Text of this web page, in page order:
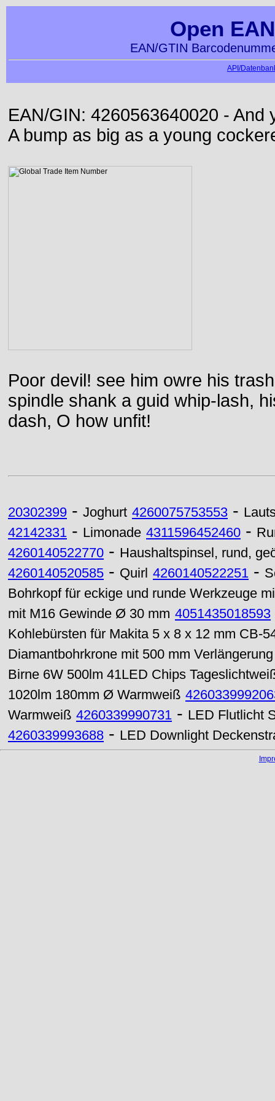
Open
EAN/GTIN
API/
EAN/GIN: 4260563640020 -
A bump as big as a young
Poor devil! see him owre his
spindle shank a guid whip-lash,
dash, O how unfit!
20302399 - Joghurt 4260075753553 -
42142331 - Limonade 4311596452460 -
4260140522770 - Haushaltspinsel, rund,
4260140520585 - Quirl 4260140522251 -
Bohrkopf für eckige und runde Werkzeuge
mit M16 Gewinde Ø 30 mm 4051435018593
Kohlebürsten für Makita 5 x 8 x 12 mm CB-
Diamantbohrkrone mit 500 mm
Birne 6W 500lm 41LED Chips
1020lm 180mm Ø Warmweiß
Warmweiß 4260339990731 - LED Flutlicht
4260339993688 - LED Downlight